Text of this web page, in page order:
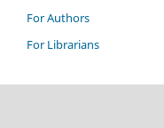
For Authors
For Librarians